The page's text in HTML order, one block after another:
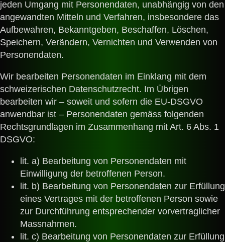
jeden Umgang mit Personendaten, unabhängig von den
angewandten Mitteln und Verfahren, insbesondere das
Aufbewahren, Bekanntgeben, Beschaffen, Löschen,
Speichern, Verändern, Vernichten und Verwenden von
Personendaten.
Wir bearbeiten Personendaten im Einklang mit dem
schweizerischen Datenschutzrecht. Im Übrigen
bearbeiten wir – soweit und sofern die EU-DSGVO
anwendbar ist – Personendaten gemäss folgenden
Rechtsgrundlagen im Zusammenhang mit Art. 6 Abs. 1
DSGVO:
lit. a) Bearbeitung von Personendaten mit
Einwilligung der betroffenen Person.
lit. b) Bearbeitung von Personendaten zur Erfüllung
eines Vertrages mit der betroffenen Person sowie
zur Durchführung entsprechender vorvertraglicher
Massnahmen.
lit. c) Bearbeitung von Personendaten zur Erfüllung